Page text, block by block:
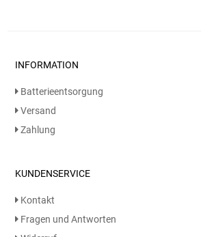
Isotonische / Energy / Eiskaffee
Kaffee
Kakao
INFORMATION
Batterieentsorgung
Versand
Zahlung
KUNDENSERVICE
Kontakt
Fragen und Antworten